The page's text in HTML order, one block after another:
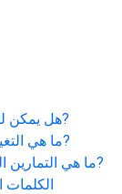
هل يمكن?
ما هي?
ما هي التمارين?
الكلمات